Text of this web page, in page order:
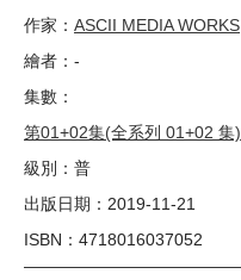
作家： ASCII MEDIA WORKS
繪者：-
集數：
第01+02集(全系列 01+02 集)
級別：普
出版日期：2019-11-21
ISBN：4718016037052